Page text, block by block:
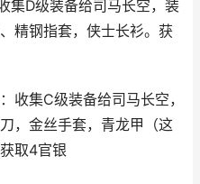
集D级装备给司马长空，装
精钢指套，侠士长衫。获
收集C级装备给司马长空，
，金丝手套，青龙甲（这
取4官银